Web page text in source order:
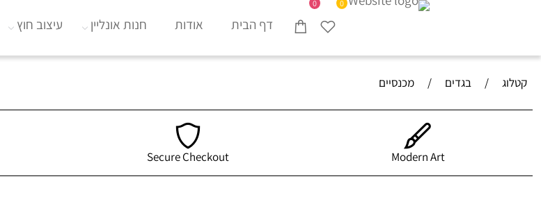
0
0
דף הבית אודות חנות אונליין עיצוב חוץ
קטלוג / בגדים / מכנסיים
Modern Art
Secure Checkout